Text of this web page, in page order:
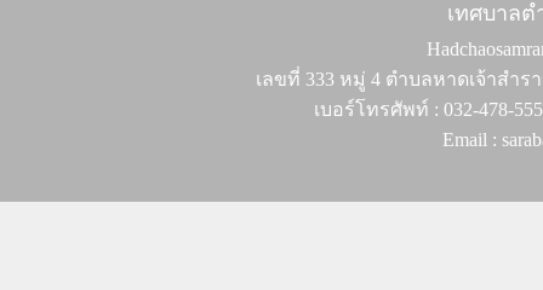
เทศบาล
เลขที่ 333 หมู่ 4 ตำบลหาดเจ้าสำร
เบอร์โทรศัพท์ : 032-478-
Email :